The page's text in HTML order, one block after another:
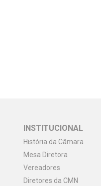
INSTITUCIONAL
História da Câmara
Mesa Diretora
Vereadores
Diretores da CMN